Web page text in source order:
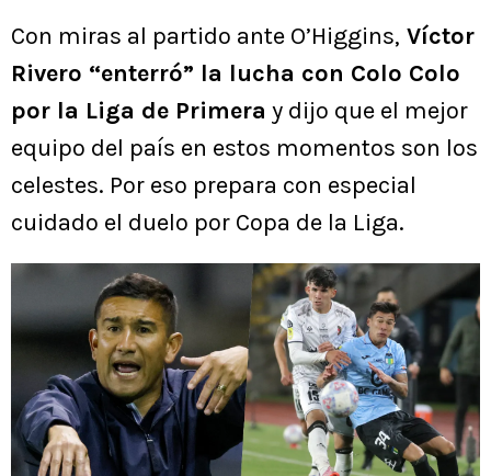
Con miras al partido ante O’Higgins, Víctor
Rivero “enterró” la lucha con Colo Colo
por la Liga de Primera y dijo que el mejor
equipo del país en estos momentos son los
celestes. Por eso prepara con especial
cuidado el duelo por Copa de la Liga.